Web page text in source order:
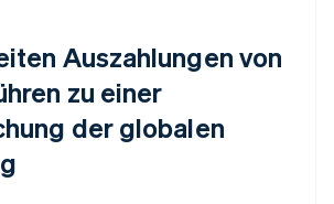
Auszahlungen von
zu einer
der globalen